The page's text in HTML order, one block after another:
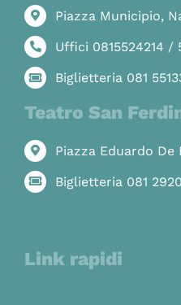
Piazza Municipio,
Uffici 0815524214 /
Biglietteria 081
Teatro San
Piazza Eduardo
Biglietteria 081
Link rapidi